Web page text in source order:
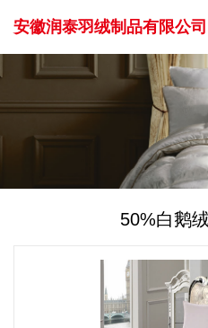
安徽润泰羽绒制品有限公司
50%白鹅